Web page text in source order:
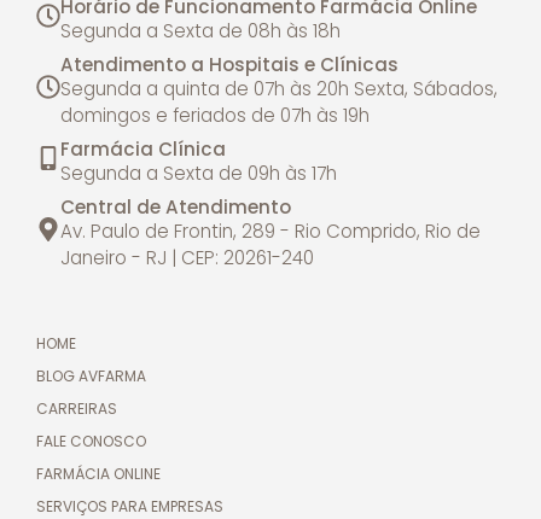
Horário de Funcionamento Farmácia Online
Segunda a Sexta de 08h às 18h
Atendimento a Hospitais e Clínicas
Segunda a quinta de 07h às 20h Sexta, Sábados,
domingos e feriados de 07h às 19h
Farmácia Clínica
Segunda a Sexta de 09h às 17h
Central de Atendimento
Av. Paulo de Frontin, 289 - Rio Comprido, Rio de
Janeiro - RJ | CEP: 20261-240
HOME
BLOG AVFARMA
CARREIRAS
FALE CONOSCO
FARMÁCIA ONLINE
SERVIÇOS PARA EMPRESAS